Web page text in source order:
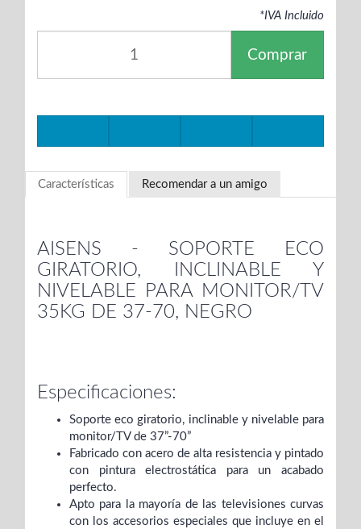
*IVA Incluido
Comprar
Características Recomendar a un amigo
AISENS - SOPORTE ECO
GIRATORIO, INCLINABLE Y
NIVELABLE PARA MONITOR/TV
35KG DE 37-70, NEGRO
Especificaciones:
Soporte eco giratorio, inclinable y nivelable para
monitor/TV de 37”-70”
Fabricado con acero de alta resistencia y pintado
con pintura electrostática para un acabado
perfecto.
Apto para la mayoría de las televisiones curvas
con los accesorios especiales que incluye en el